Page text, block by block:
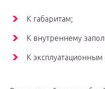
К габаритам;
К внутреннему
К эксплуатационным